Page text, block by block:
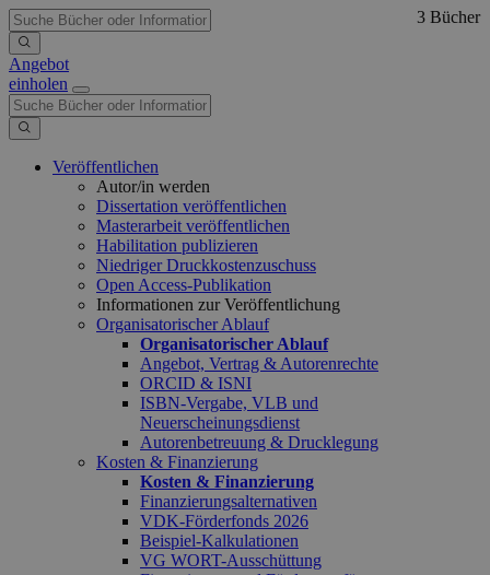
Angebot
einholen
Veröffentlichen
Autor/in werden
Dissertation veröffentlichen
Masterarbeit veröffentlichen
Habilitation publizieren
Niedriger Druckkostenzuschuss
Open Access-Publikation
Informationen zur Veröffentlichung
Organisatorischer Ablauf
Organisatorischer Ablauf
Angebot, Vertrag & Autorenrechte
ORCID & ISNI
ISBN-Vergabe, VLB und
Neuerscheinungsdienst
Autorenbetreuung & Drucklegung
Kosten & Finanzierung
Kosten & Finanzierung
Finanzierungsalternativen
VDK-Förderfonds 2026
Beispiel-Kalkulationen
VG WORT-Ausschüttung
3 Bücher